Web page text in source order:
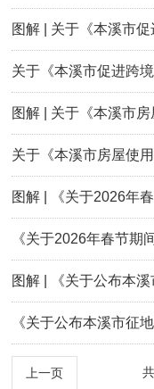
策解读
图解 | 关于《本溪市
案（2026-2028年）
关于《本溪市促进跨
（2026-2028年）》
图解 | 关于《本溪市
读
关于《本溪市房屋使
图解 | 《关于2026年
烟花爆竹的通告》的
《关于2026年春节期
竹的通告》的政策解读
图解 | 《关于公布​本
通知》 的解读
《关于公布​本溪市征
的解读
上一页